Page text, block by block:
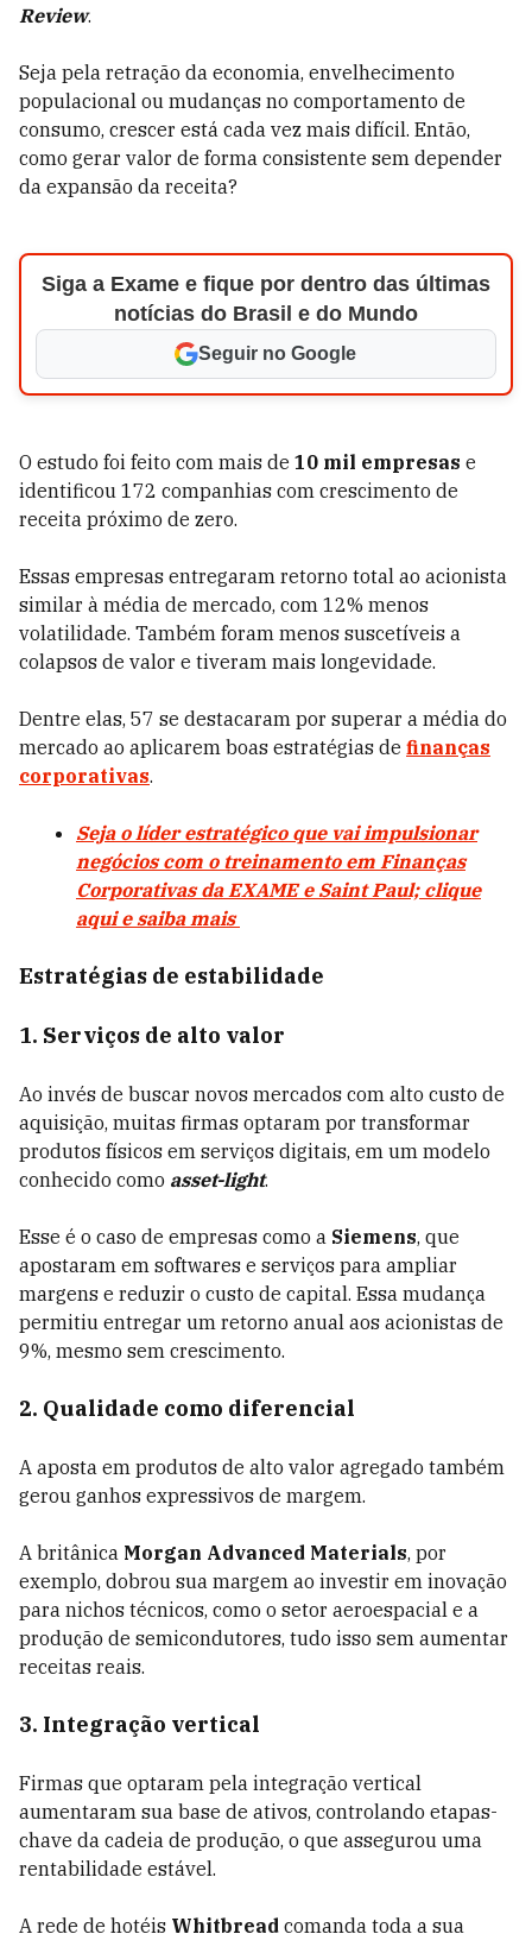
Review.
Seja pela retração da economia, envelhecimento
populacional ou mudanças no comportamento de
consumo, crescer está cada vez mais difícil. Então,
como gerar valor de forma consistente sem depender
da expansão da receita?
Siga a Exame e fique por dentro das últimas
notícias do Brasil e do Mundo
Seguir no Google
O estudo foi feito com mais de 10 mil empresas e
identificou 172 companhias com crescimento de
receita próximo de zero.
Essas empresas entregaram retorno total ao acionista
similar à média de mercado, com 12% menos
volatilidade. Também foram menos suscetíveis a
colapsos de valor e tiveram mais longevidade.
Dentre elas, 57 se destacaram por superar a média do
mercado ao aplicarem boas estratégias de finanças
corporativas.
Seja o líder estratégico que vai impulsionar
negócios com o treinamento em Finanças
Corporativas da EXAME e Saint Paul; clique
aqui e saiba mais
Estratégias de estabilidade
1. Serviços de alto valor
Ao invés de buscar novos mercados com alto custo de
aquisição, muitas firmas optaram por transformar
produtos físicos em serviços digitais, em um modelo
conhecido como asset-light.
Esse é o caso de empresas como a Siemens, que
apostaram em softwares e serviços para ampliar
margens e reduzir o custo de capital. Essa mudança
permitiu entregar um retorno anual aos acionistas de
9%, mesmo sem crescimento.
2. Qualidade como diferencial
A aposta em produtos de alto valor agregado também
gerou ganhos expressivos de margem.
A britânica Morgan Advanced Materials, por
exemplo, dobrou sua margem ao investir em inovação
para nichos técnicos, como o setor aeroespacial e a
produção de semicondutores, tudo isso sem aumentar
receitas reais.
3. Integração vertical
Firmas que optaram pela integração vertical
aumentaram sua base de ativos, controlando etapas-
chave da cadeia de produção, o que assegurou uma
rentabilidade estável.
A rede de hotéis Whitbread comanda toda a sua